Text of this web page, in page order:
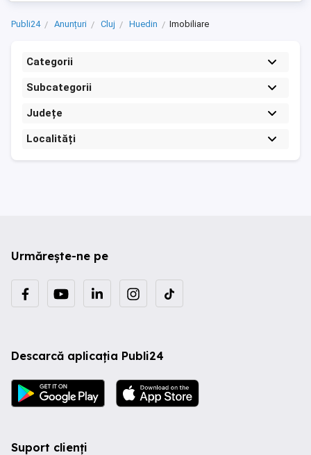
Publi24 Anunțuri Cluj Huedin Imobiliare
Categorii
Subcategorii
Județe
Localități
Urmărește-ne pe
Descarcă aplicația Publi24
Suport clienți